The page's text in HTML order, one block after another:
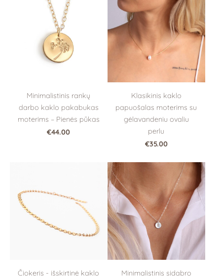
Minimalistinis rankų
darbo kaklo pakabukas
moterims – Pienės pūkas
€44.00
Klasikinis kaklo
papuošalas moterims su
gėlavandeniu ovaliu
perlu
€35.00
Čiokeris - išskirtinė kaklo Minimalistinis sidabro